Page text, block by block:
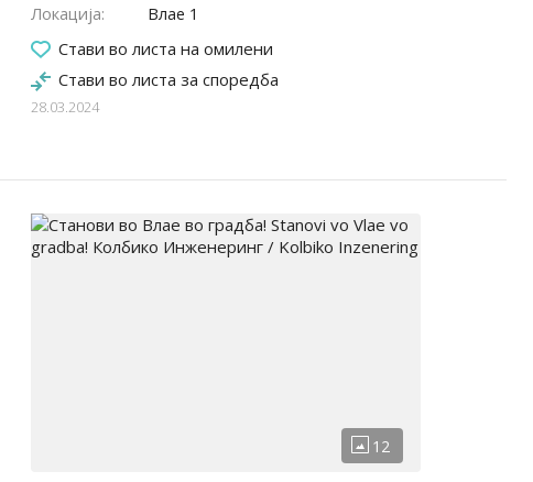
Локација
Влае 1
Стави во листа на омилени
Стави во листа за споредба
28.03.2024